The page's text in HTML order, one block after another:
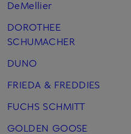
DeMellier
DOROTHEE
SCHUMACHER
DUNO
FRIEDA & FREDDIES
FUCHS SCHMITT
GOLDEN GOOSE